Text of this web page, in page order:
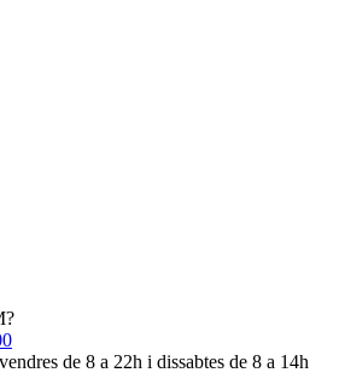
de 8 a 22h i dissabtes de 8 a 14h